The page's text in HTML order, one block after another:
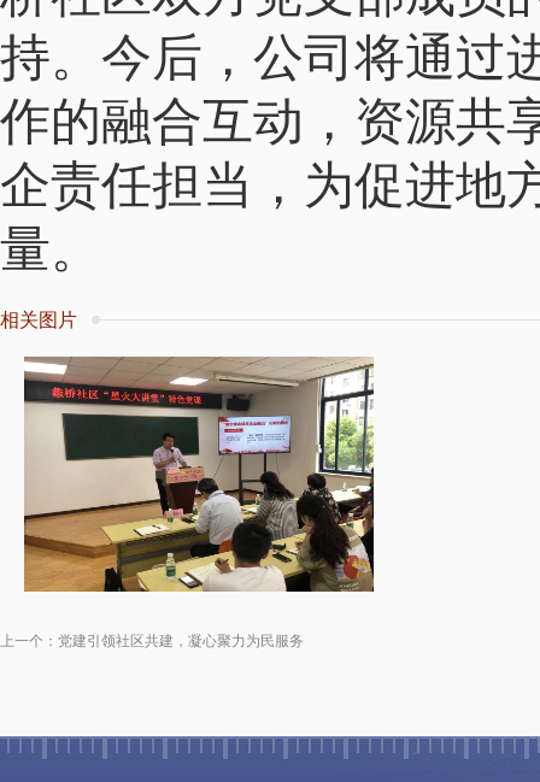
持。今后，公司将通过
作的融合互动，资源共
企责任担当，为促进地
量。
相关图片
上一个： 党建引领社区共建，凝心聚力为民服务